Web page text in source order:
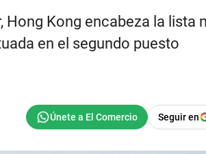
Kong encabeza la
en el segundo puesto
Seguir en